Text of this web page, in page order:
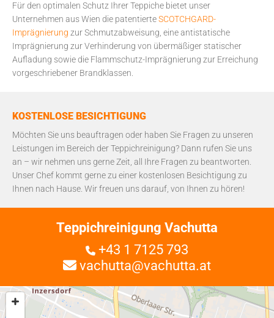
Für den optimalen Schutz Ihrer Teppiche bietet unser
Unternehmen aus Wien die patentierteSCOTCHGARD-
Imprägnierung zur Schmutzabweisung, eine antistatische
Imprägnierung zur Verhinderung von übermäßiger statischer
Aufladung sowie die Flammschutz-Imprägnierung zur Erreichung
vorgeschriebener Brandklassen.
KOSTENLOSE BESICHTIGUNG
Möchten Sie uns beauftragen oder haben Sie Fragen zu unseren
Leistungen im Bereich der Teppichreinigung? Dann rufen Sie uns
an – wir nehmen uns gerne Zeit, all Ihre Fragen zu beantworten.
Unser Chef kommt gerne zu einer kostenlosen Besichtigung zu
Ihnen nach Hause. Wir freuen uns darauf, von Ihnen zu hören!
Teppichreinigung Vachutta
 +43 1 7125 793
 vachutta@vachutta.at